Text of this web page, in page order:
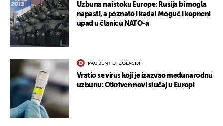
Uzbuna na istoku Europe: Rusija bi mogla
napasti, a poznato i kada! Moguć i kopneni
upad u članicu NATO-a
PACIJENT U IZOLACIJI
Vratio se virus koji je izazvao međunarodnu
uzbunu: Otkriven novi slučaj u Europi